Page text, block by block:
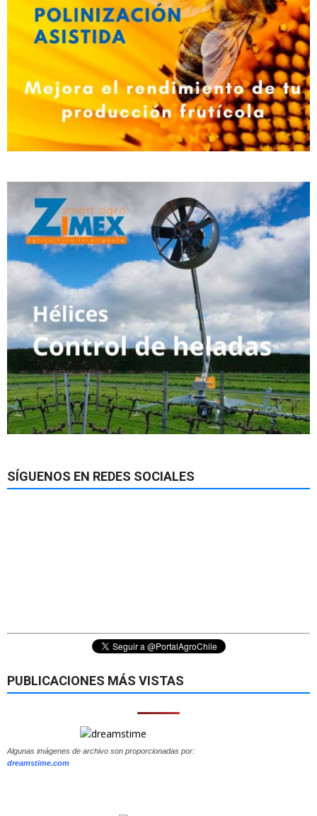
SÍGUENOS EN REDES SOCIALES
PUBLICACIONES MÁS VISTAS
Algunas imágenes de archivo son proporcionadas por:
dreamstime.com